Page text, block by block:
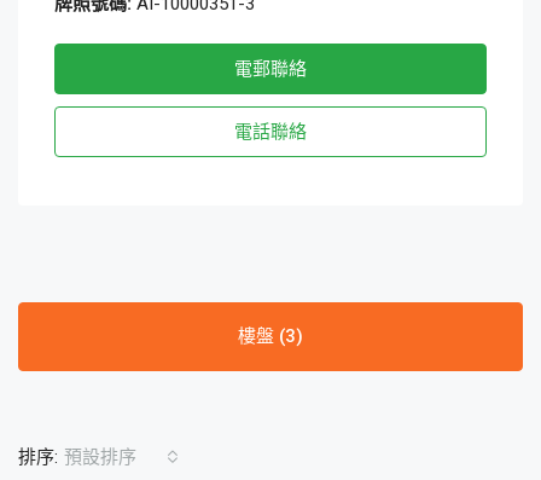
電郵聯絡
電話聯絡
樓盤 (3)
排序: 預設排序